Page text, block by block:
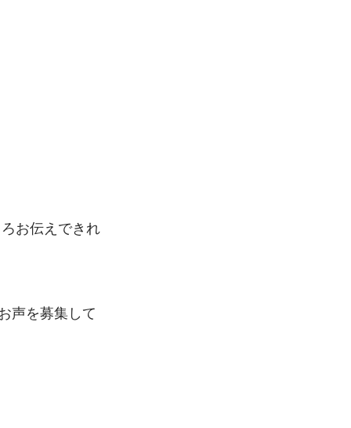
お伝えできれ
声を募集して